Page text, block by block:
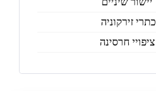
יישור שיניים
כתרי זירקוניה
ציפויי חרסינה